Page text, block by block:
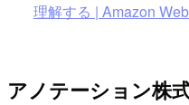
理解する | Amazon
アノテーション株